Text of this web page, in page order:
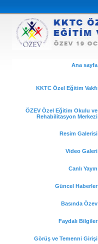
Ana sayfa
KKTC Özel Eğitim Vakfı
ÖZEV Özel Eğitim Okulu ve
Rehabilitasyon Merkezi
Resim Galerisi
Video Galeri
Canlı Yayın
Güncel Haberler
Basında Özev
Faydalı Bilgiler
Görüş ve Temenni Girişi